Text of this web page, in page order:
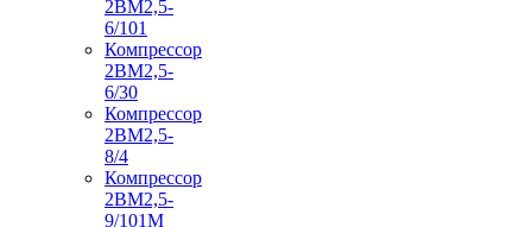
2ВМ2,5-
6/101
Компрессор
2ВМ2,5-
6/30
Компрессор
2ВМ2,5-
8/4
Компрессор
2ВМ2,5-
9/101М